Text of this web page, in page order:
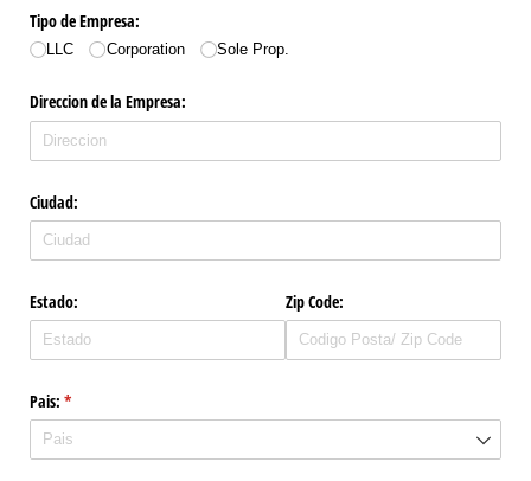
Tipo de Empresa:
LLC Corporation Sole Prop.
Direccion de la Empresa:
Ciudad:
Estado: Zip Code:
Pais: *
(required)